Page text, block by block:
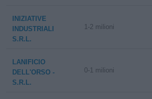
INIZIATIVE
INDUSTRIALI
S.R.L.
1-2 milioni
LANIFICIO
DELL'ORSO -
S.R.L.
0-1 milioni